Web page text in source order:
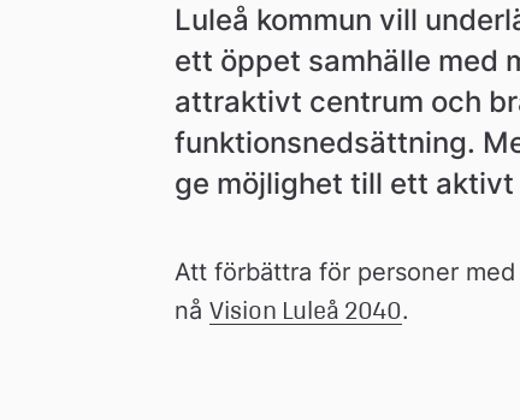
Luleå kommun vill
ett öppet samhälle med
attraktivt centrum och
funktionsnedsättning.
ge möjlighet till ett
Att förbättra för personer
nå Vision Luleå 2040.